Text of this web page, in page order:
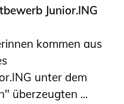
Junior.ING
kommen aus
unter dem
überzeugten ...